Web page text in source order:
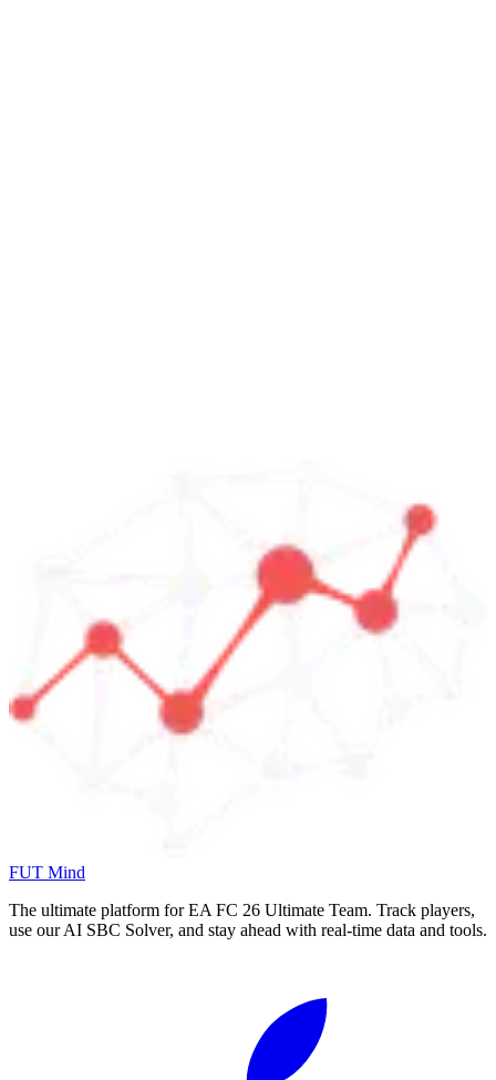
FUT Mind
The ultimate platform for EA FC 26 Ultimate Team. Track players,
use our AI SBC Solver, and stay ahead with real-time data and tools.